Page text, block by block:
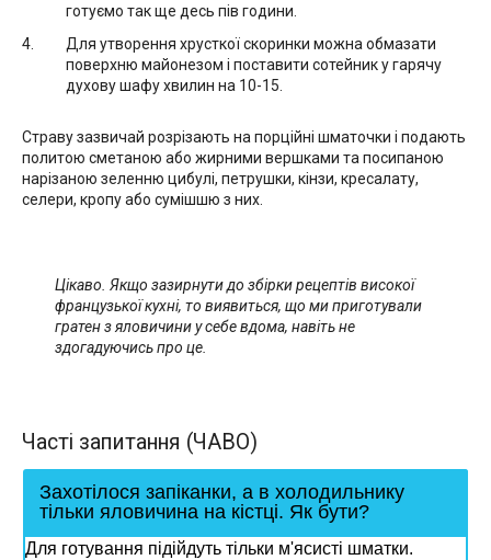
готуємо так ще десь пів години.
Для утворення хрусткої скоринки можна обмазати
поверхню майонезом і поставити сотейник у гарячу
духову шафу хвилин на 10-15.
Страву зазвичай розрізають на порційні шматочки і подають
политою сметаною або жирними вершками та посипаною
нарізаною зеленню цибулі, петрушки, кінзи, кресалату,
селери, кропу або сумішшю з них.
Цікаво. Якщо зазирнути до збірки рецептів високої
французької кухні, то виявиться, що ми приготували
гратен з яловичини у себе вдома, навіть не
здогадуючись про це.
Часті запитання (ЧАВО)
Захотілося запіканки, а в холодильнику
тільки яловичина на кістці. Як бути?
Для готування підійдуть тільки м'ясисті шматки.